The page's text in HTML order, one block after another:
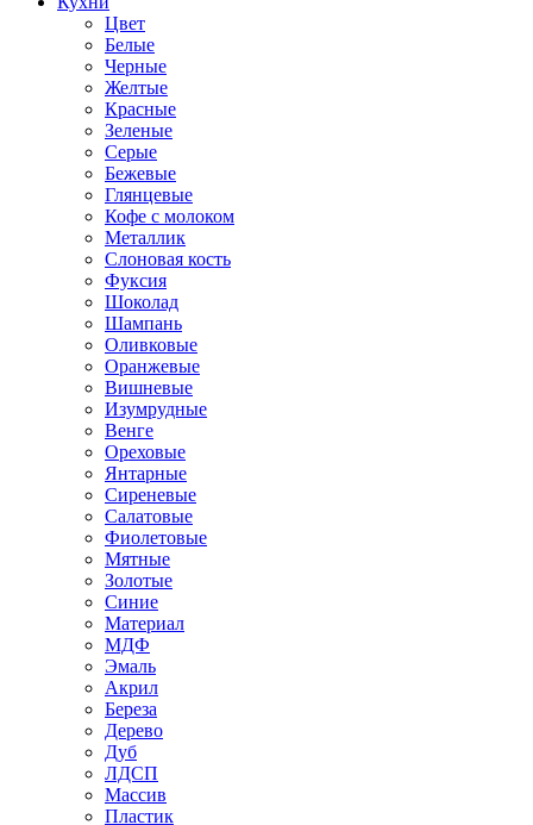
Цвет
Белые
Черные
Желтые
Красные
Зеленые
Серые
Бежевые
Глянцевые
Кофе с молоком
Металлик
Слоновая кость
Фуксия
Шоколад
Шампань
Оливковые
Оранжевые
Вишневые
Изумрудные
Венге
Ореховые
Янтарные
Сиреневые
Салатовые
Фиолетовые
Мятные
Золотые
Синие
Материал
МДФ
Эмаль
Акрил
Береза
Дерево
Дуб
ЛДСП
Массив
Пластик